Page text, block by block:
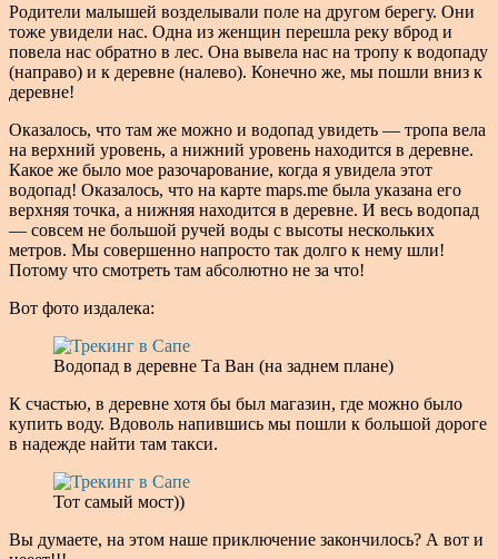
Родители малышей возделывали поле на другом берегу. Они
тоже увидели нас. Одна из женщин перешла реку вброд и
повела нас обратно в лес. Она вывела нас на тропу к водопаду
(направо) и к деревне (налево). Конечно же, мы пошли вниз к
деревне!
Оказалось, что там же можно и водопад увидеть — тропа вела
на верхний уровень, а нижний уровень находится в деревне.
Какое же было мое разочарование, когда я увидела этот
водопад! Оказалось, что на карте maps.me была указана его
верхняя точка, а нижняя находится в деревне. И весь водопад
— совсем не большой ручей воды с высоты нескольких
метров. Мы совершенно напросто так долго к нему шли!
Потому что смотреть там абсолютно не за что!
Вот фото издалека:
Водопад в деревне Та Ван (на заднем плане)
К счастью, в деревне хотя бы был магазин, где можно было
купить воду. Вдоволь напившись мы пошли к большой дороге
в надежде найти там такси.
Тот самый мост))
Вы думаете, на этом наше приключение закончилось? А вот и